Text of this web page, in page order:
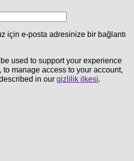
için e-posta adresinize bir bağlantı
used to support your experience
manage access to your account,
in our gizlilik ilkesi.